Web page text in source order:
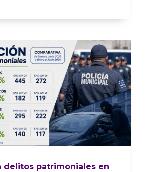
delitos patrimoniales en